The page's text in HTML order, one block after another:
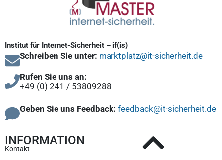
Institut für Internet-Sicherheit – if(is)
Schreiben Sie unter: marktplatz@it-sicherheit.de
Rufen Sie uns an:
+49 (0) 241 / 53809288
Geben Sie uns Feedback: feedback@it-sicherheit.de
INFORMATION
Kontakt